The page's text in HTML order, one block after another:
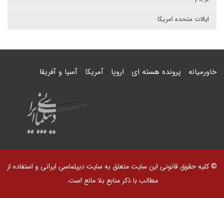
ایالات متحده امریکا
خاورمیانه پرونده هسته ای اروپا آمریکا آسیا و آفریقا
© کلیه حقوق قانونی این سایت متعلق به سایت دیپلماسی ایرانی و استفاده از
مطالب با ذکر منابع بلا مانع است.